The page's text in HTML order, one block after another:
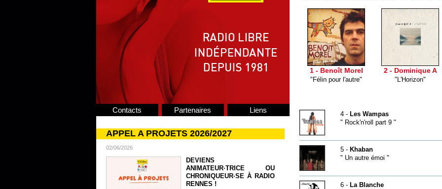
Contacts Partenaires Liens
APPEL A PROJETS 2026/2027
02/06/2026
DEVIENS
ANIMATEUR·TRICE OU
CHRONIQUEUR·SE À RADIO
RENNES !
1 - Benoît Morel
"Félin pour l'autre"
2 - Dominique A
"L'Horizon"
4 - Les Wampas
" Rock'n'roll part 9 "
5 - Khaban
" Un autre émoi "
6 - La Blanche